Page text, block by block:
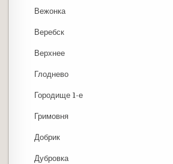
Вежонка
Веребск
Верхнее
Глоднево
Городище 1-е
Гримовня
Добрик
Дубровка